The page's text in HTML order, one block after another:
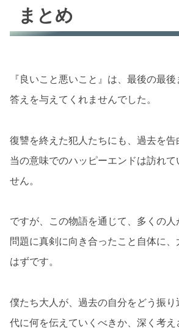
まとめ
『良いこと悪いこと』は、最後の最
答えを与えてくれませんでした。
復讐を終えた犯人たちにも、過去を
当の意味でのハッピーエンドは訪れて
せん。
ですが、この物語を通じて、多くの人
問題に真剣に向き合ったこと自体に
はずです。
僕たち大人が、過去の自分をどう振
代に何を伝えていくべきか、深く考